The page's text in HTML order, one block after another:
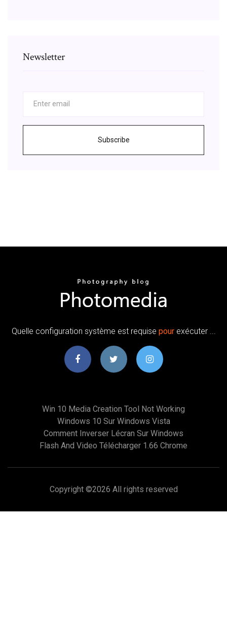
Newsletter
Subscribe
Quelle configuration système est requise pourexécuter ...
Win 10 Media Creation Tool Not Working
Windows 10 Sur Windows Vista
Comment Inverser Lécran Sur Windows
Flash And Video Télécharger 1.66 Chrome
Copyright ©2026 All rights reserved